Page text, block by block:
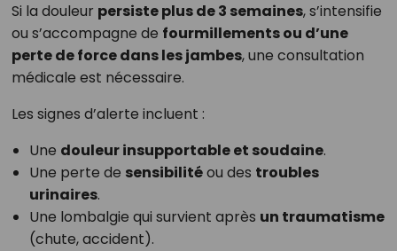
Si la douleur persiste plus de 3 semaines, s’intensifie
ou s’accompagne de fourmillements ou d’une
perte de force dans les jambes, une consultation
médicale est nécessaire.
Les signes d’alerte incluent :
Une douleur insupportable et soudaine.
Une perte de sensibilitéou des troubles
urinaires.
Une lombalgie qui survient après un traumatisme
(chute, accident).